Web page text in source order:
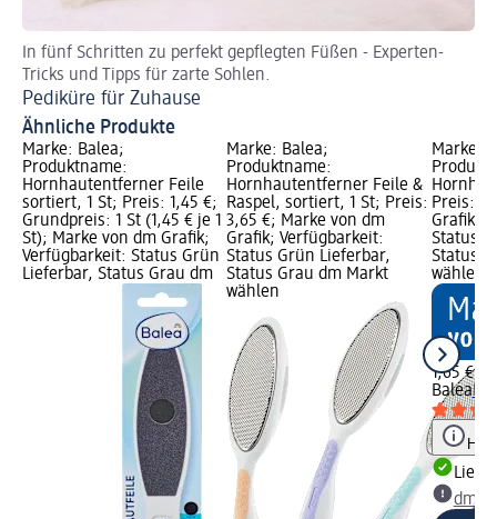
In fünf Schritten zu perfekt gepflegten Füßen - Experten-
Tricks und Tipps für zarte Sohlen.
Pediküre für Zuhause
Ähnliche Produkte
Marke: Balea;
Produktname:
Hornhautentferner Feile
sortiert, 1 St; Preis: 1,45 €;
Grundpreis: 1 St (1,45 € je 1
St); Marke von dm Grafik;
Verfügbarkeit: Status Grün
Lieferbar, Status Grau dm
Marke: Balea;
Produktname:
Hornhautentferner Feile &
Raspel, sortiert, 1 St; Preis:
3,65 €; Marke von dm
Grafik; Verfügbarkeit:
Status Grün Lieferbar,
Status Grau dm Markt
wählen
Marke:
Preis:
Grafik;
Status
Status
wählen
1,65 €
Balea
dm